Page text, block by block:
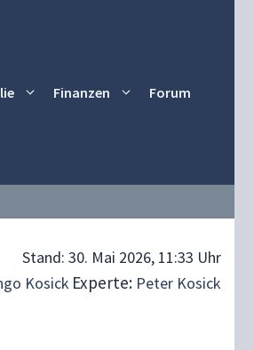
Finanzen Forum
Stand: 30. Mai 2026, 11:33 Uhr
Kosick Experte: Peter Kosick